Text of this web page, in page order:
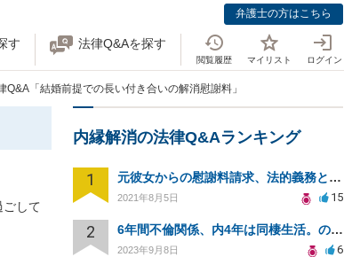
弁護士の方はこちら
す 法律Q&Aを探す
閲覧履歴 マイリスト ログイン
Q&A「結婚前提での長い付き合いの解消慰謝料」
して
内縁解消の法律Q&Aランキング
1 元彼女からの慰謝料請求、法的義務と対応策は？
2021年8月5日 15
2 6年間不倫関係、内4年は同棲生活。のち、私から同棲解消し、手切れ金請求したい。
2023年9月8日 6